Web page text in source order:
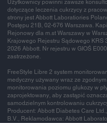
Użytkownicy powinni zawsze
dotyczące leczenia cukrzycy z
strony jest Abbott Laboratiories
Postępu 21B, 02-676 Warszawa.
Rejonowy dla m.st Warszawy w
Krajowego Rejestru Sądowego
2026 Abbott. Nr rejestru w GIOŚ
zastrzeżone.
FreeStyle Libre 2 system
medyczny używany wraz ze
monitorowania poziomu glukozy w
zaprojektowany, aby zastąpić
samodzielnym kontrolowaniu
Producent: Abbott Diabetes Care
B.V., Reklamodawca: Abbott